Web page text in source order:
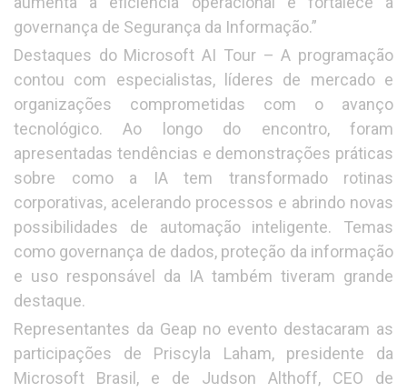
governança de Segurança da Informação.”
Destaques do Microsoft AI Tour – A programação
contou com especialistas, líderes de mercado e
organizações comprometidas com o avanço
tecnológico. Ao longo do encontro, foram
apresentadas tendências e demonstrações práticas
sobre como a IA tem transformado rotinas
corporativas, acelerando processos e abrindo novas
possibilidades de automação inteligente. Temas
como governança de dados, proteção da informação
e uso responsável da IA também tiveram grande
destaque.
Representantes da Geap no evento destacaram as
participações de Priscyla Laham, presidente da
Microsoft Brasil, e de Judson Althoff, CEO de